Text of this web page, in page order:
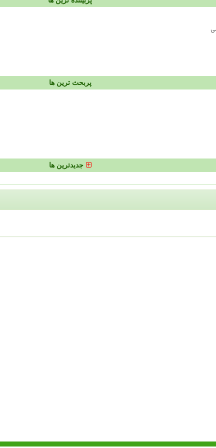
پربحث ترین ها
جدیدترین ها